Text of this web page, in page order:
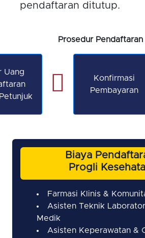
pendaftaran ditutup.
Prosedur Pendaftaran
Uang
Konfirmasi
Pembayaran
Biaya
Progli
Farmasi Klinis &
Asisten Teknik
Medik
Asisten Keperawatan &